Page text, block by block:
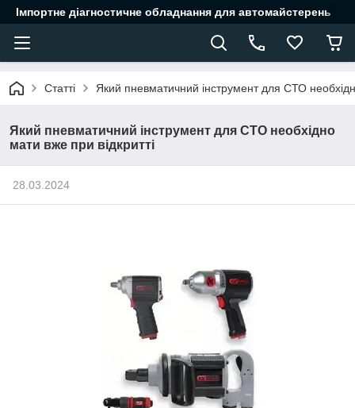
Імпортне діагностичне обладнання для автомайстерень
Статті Який пневматичний інструмент для СТО
Який пневматичний інструмент для СТО необхідно
мати вже при відкритті
28.03.2024